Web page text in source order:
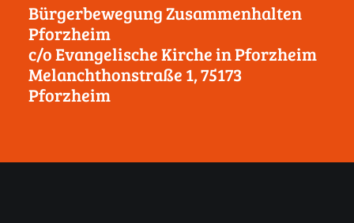
Bürgerbewegung Zusammenhalten
Pforzheim
c/o Evangelische Kirche in Pforzheim
Melanchthonstraße 1, 75173
Pforzheim